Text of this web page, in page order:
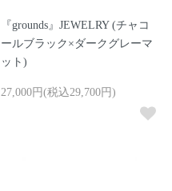
『grounds』JEWELRY (チャコ
ールブラック×ダークグレーマ
ット)
27,000円(税込29,700円)